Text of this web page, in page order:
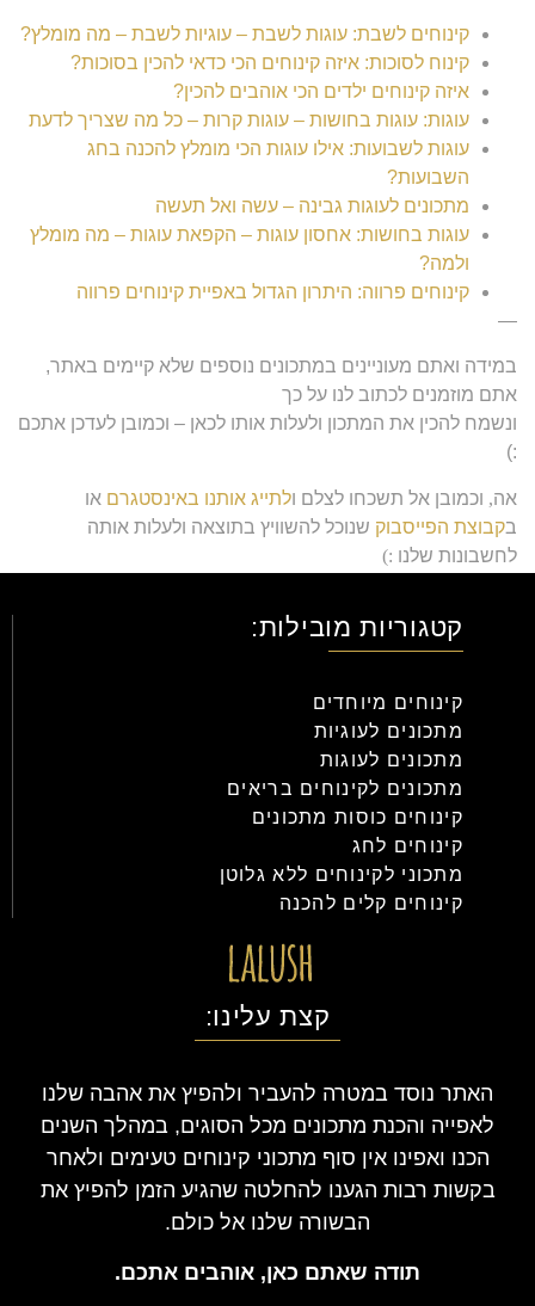
קינוחים לשבת: עוגות לשבת – עוגיות לשבת – מה מומלץ?
קינוח לסוכות: איזה קינוחים הכי כדאי להכין בסוכות?
איזה קינוחים ילדים הכי אוהבים להכין?
עוגות: עוגות בחושות – עוגות קרות – כל מה שצריך לדעת
עוגות לשבועות: אילו עוגות הכי מומלץ להכנה בחג
השבועות?
מתכונים לעוגות גבינה – עשה ואל תעשה
עוגות בחושות: אחסון עוגות – הקפאת עוגות – מה מומלץ
ולמה?
קינוחים פרווה: היתרון הגדול באפיית קינוחים פרווה
—
במידה ואתם מעוניינים במתכונים נוספים שלא קיימים באתר,
אתם מוזמנים לכתוב לנו על כך
ונשמח להכין את המתכון ולעלות אותו לכאן – וכמובן לעדכן אתכם
:)
אה, וכמובן אל תשכחו לצלם ולתייג אותנו באינסטגרם או
בקבוצת הפייסבוק שנוכל להשוויץ בתוצאה ולעלות אותה
לחשבונות שלנו :)
קטגוריות מובילות:
קינוחים מיוחדים
מתכונים לעוגיות
מתכונים לעוגות
מתכונים לקינוחים בריאים
קינוחים כוסות מתכונים
קינוחים לחג
מתכוני לקינוחים ללא גלוטן
קינוחים קלים להכנה
קצת עלינו:
האתר נוסד במטרה להעביר ולהפיץ את אהבה שלנו
לאפייה והכנת מתכונים מכל הסוגים, במהלך השנים
הכנו ואפינו אין סוף מתכוני קינוחים טעימים ולאחר
בקשות רבות הגענו להחלטה שהגיע הזמן להפיץ את
הבשורה שלנו אל כולם.
תודה שאתם כאן, אוהבים אתכם.